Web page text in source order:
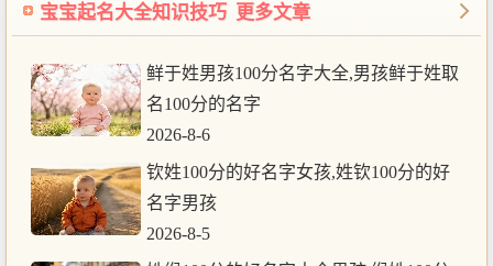
宝宝起名大全知识技巧 更多文章
鲜于姓男孩100分名字大全,男孩鲜于姓取
名100分的名字
2026-8-6
钦姓100分的好名字女孩,姓钦100分的好
名字男孩
2026-8-5